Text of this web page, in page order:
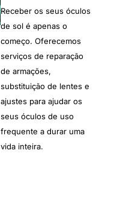
Receber os seus óculos
de sol é apenas o
começo. Oferecemos
serviços de reparação
de armações,
substituição de lentes e
ajustes para ajudar os
seus óculos de uso
frequente a durar uma
vida inteira.